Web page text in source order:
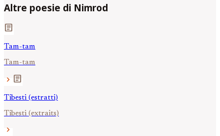
Altre poesie di Nimrod
article
Tam-tam
Tam-tam
chevron_right article
Tibesti (estratti)
Tibesti (extraits)
chevron_right